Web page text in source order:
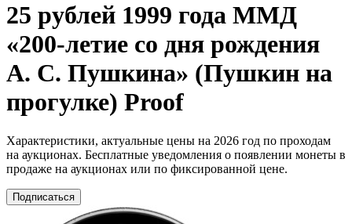
25 рублей 1999 года ММД
«200-летие со дня рождения
А. С. Пушкина» (Пушкин на
прогулке) Proof
Характеристики, актуальные цены на 2026 год по проходам
на аукционах. Бесплатные уведомления о появлении монеты в
продаже на аукционах или по фиксированной цене.
Подписаться